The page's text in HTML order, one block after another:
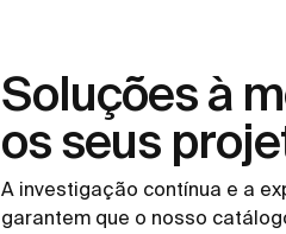
Soluções à
os seus
A investigação contínua e a
garantem que o nosso